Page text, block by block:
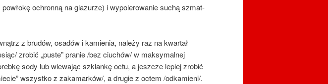
ochron­ną na gla­zu­rze) i wy­po­le­ro­wa­nie suchą szmat­
z brudów, osadów i kamienia, należy raz na kwartał
zrobić „puste” pranie /bez ciuchów/ w maksymalnej
sody lub wlewając szklankę octu, a jeszcze lepiej zrobić
wszystko z zakamarków/, a drugie z octem /odkamieni/.